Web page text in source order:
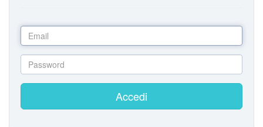
Accedi